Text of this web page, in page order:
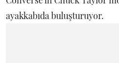
ayakkabıda buluşturuyor.